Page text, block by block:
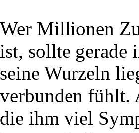
Wer Millionen
ist, sollte gerade
seine Wurzeln
verbunden fühlt.
die ihm viel